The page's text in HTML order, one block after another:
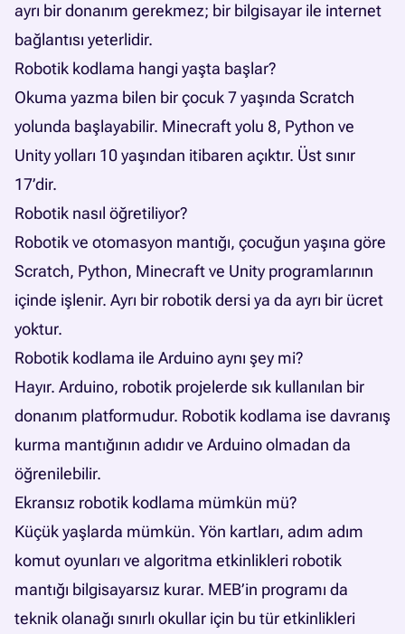
ayrı bir donanım gerekmez; bir bilgisayar ile internet
bağlantısı yeterlidir.
Robotik kodlama hangi yaşta başlar?
Okuma yazma bilen bir çocuk 7 yaşında Scratch
yolunda başlayabilir. Minecraft yolu 8, Python ve
Unity yolları 10 yaşından itibaren açıktır. Üst sınır
17’dir.
Robotik nasıl öğretiliyor?
Robotik ve otomasyon mantığı, çocuğun yaşına göre
Scratch, Python, Minecraft ve Unity programlarının
içinde işlenir. Ayrı bir robotik dersi ya da ayrı bir ücret
yoktur.
Robotik kodlama ile Arduino aynı şey mi?
Hayır. Arduino, robotik projelerde sık kullanılan bir
donanım platformudur. Robotik kodlama ise davranış
kurma mantığının adıdır ve Arduino olmadan da
öğrenilebilir.
Ekransız robotik kodlama mümkün mü?
Küçük yaşlarda mümkün. Yön kartları, adım adım
komut oyunları ve algoritma etkinlikleri robotik
mantığı bilgisayarsız kurar. MEB’in programı da
teknik olanağı sınırlı okullar için bu tür etkinlikleri